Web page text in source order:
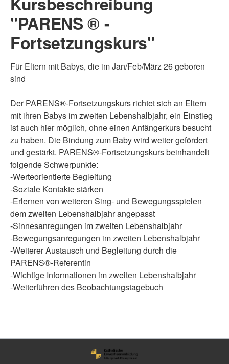
"PARENS ® -
Fortsetzungskurs"
Für Eltern mit Babys, die im Jan/Feb/März 26 geboren
sind
Der PARENS®-Fortsetzungskurs richtet sich an Eltern
mit ihren Babys im zweiten Lebenshalbjahr, ein Einstieg
ist auch hier möglich, ohne einen Anfängerkurs besucht
zu haben. Die Bindung zum Baby wird weiter gefördert
und gestärkt. PARENS®-Fortsetzungskurs beinhandelt
folgende Schwerpunkte:
-Werteorientierte Begleitung
-Soziale Kontakte stärken
-Erlernen von weiteren Sing- und Bewegungsspielen
dem zweiten Lebenshalbjahr angepasst
-Sinnesanregungen im zweiten Lebenshalbjahr
-Bewegungsanregungen im zweiten Lebenshalbjahr
-Weiterer Austausch und Begleitung durch die
PARENS®-Referentin
-Wichtige Informationen im zweiten Lebenshalbjahr
-Weiterführen des Beobachtungstagebuch